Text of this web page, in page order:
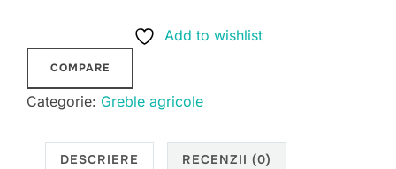
metri
4
roti
Add to wishlist
COMPARE
Categorie: Greble agricole
DESCRIERE RECENZII (0)